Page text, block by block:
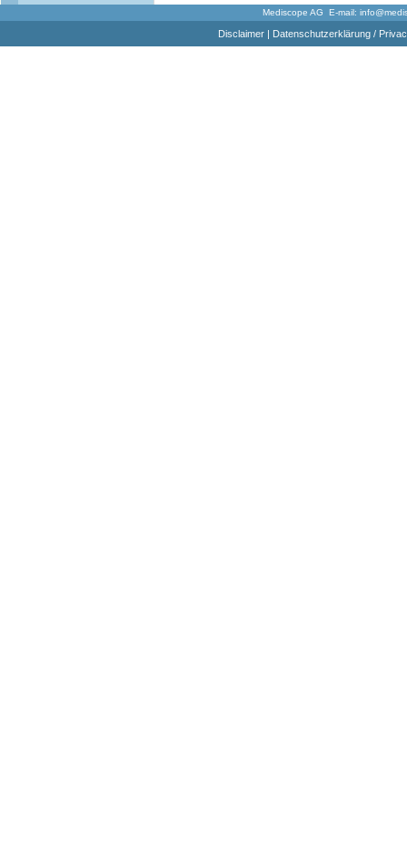
Mediscope AG E-mail:
Disclaimer| Datenschutzerklärung /